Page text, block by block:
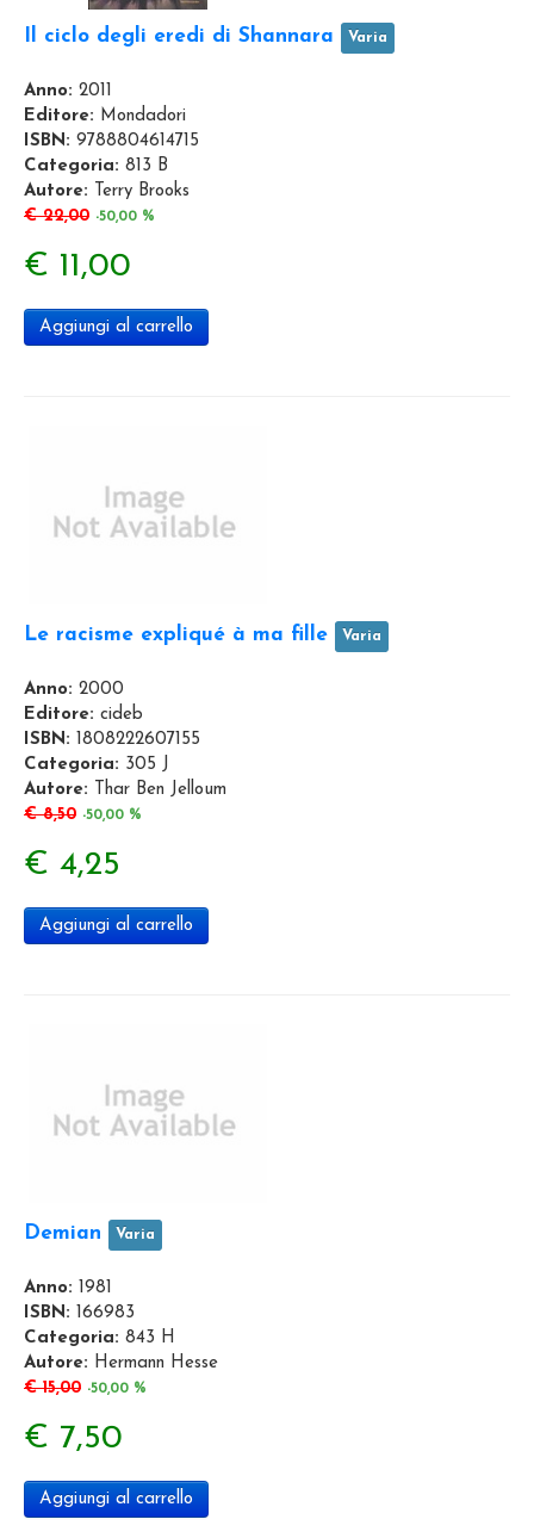
Il ciclo degli eredi di Shannara Varia
Anno: 2011
Editore: Mondadori
ISBN: 9788804614715
Categoria: 813 B
Autore:
Terry Brooks
€ 22,00 -50,00 %
€ 11,00
Aggiungi al carrello
Le racisme expliqué à ma fille Varia
Anno: 2000
Editore: cideb
ISBN: 1808222607155
Categoria: 305 J
Autore:
Thar Ben Jelloum
€ 8,50 -50,00 %
€ 4,25
Aggiungi al carrello
Demian Varia
Anno: 1981
ISBN: 166983
Categoria: 843 H
Autore: Hermann Hesse
€ 15,00 -50,00 %
€ 7,50
Aggiungi al carrello